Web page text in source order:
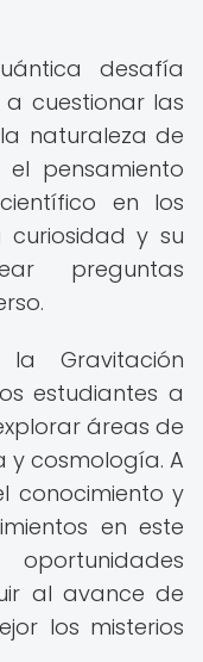
desafía
a cuestionar las
naturaleza de
pensamiento
en los
curiosidad y su
preguntas
Gravitación
estudiantes a
áreas de
y cosmología. A
conocimiento y
en este
al avance de
los misterios